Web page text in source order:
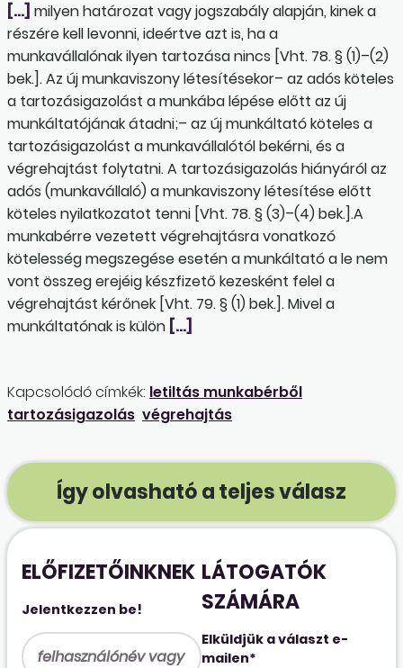
[…] milyen határozat vagy jogszabály alapján, kinek a
részére kell levonni, ideértve azt is, ha a
munkavállalónak ilyen tartozása nincs [Vht. 78. § (1)–(2)
bek.]. Az új munkaviszony létesítésekor– az adós köteles
a tartozásigazolást a munkába lépése előtt az új
munkáltatójának átadni;– az új munkáltató köteles a
tartozásigazolást a munkavállalótól bekérni, és a
végrehajtást folytatni. A tartozásigazolás hiányáról az
adós (munkavállaló) a munkaviszony létesítése előtt
köteles nyilatkozatot tenni [Vht. 78. § (3)–(4) bek.].A
munkabérre vezetett végrehajtásra vonatkozó
kötelesség megszegése esetén a munkáltató a le nem
vont összeg erejéig készfizető kezesként felel a
végrehajtást kérőnek [Vht. 79. § (1) bek.]. Mivel a
munkáltatónak is külön […]
Kapcsolódó címkék: letiltás munkabérből
tartozásigazolás végrehajtás
Így olvasható a teljes válasz
ELŐFIZETŐINKNEK
Jelentkezzen be!
LÁTOGATÓK
SZÁMÁRA
Elküldjük a választ e-
mailen*